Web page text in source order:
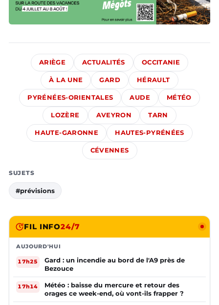
ARIÈGE ACTUALITÉS OCCITANIE
À LA UNE GARD HÉRAULT
PYRÉNÉES-ORIENTALES AUDE MÉTÉO
LOZÈRE AVEYRON TARN
HAUTE-GARONNE HAUTES-PYRÉNÉES
CÉVENNES
SUJETS
#prévisions
FIL INFO24/7
AUJOURD'HUI
17h25
Gard : un incendie au bord de l'A9 près de
Bezouce
17h14
Météo : baisse du mercure et retour des
orages ce week-end, où vont-ils frapper ?